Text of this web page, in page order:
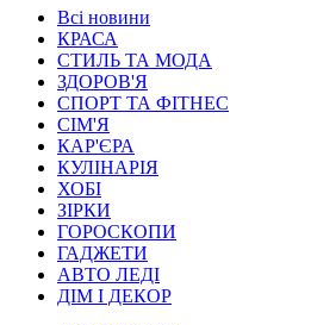
Всі новини
КРАСА
СТИЛЬ ТА МОДА
ЗДОРОВ'Я
СПОРТ ТА ФІТНЕС
СІМ'Я
КАР'ЄРА
КУЛІНАРІЯ
ХОБІ
ЗІРКИ
ГОРОСКОПИ
ГАДЖЕТИ
АВТО ЛЕДІ
ДІМ І ДЕКОР